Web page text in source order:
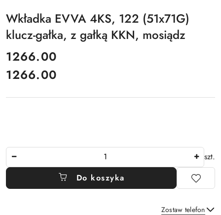
Wkładka EVVA 4KS, 122 (51x71G)
klucz-gałka, z gałką KKN, mosiądz
cena:
1266.00
Cena:
1266.00
szt.
Do koszyka
Zostaw telefon